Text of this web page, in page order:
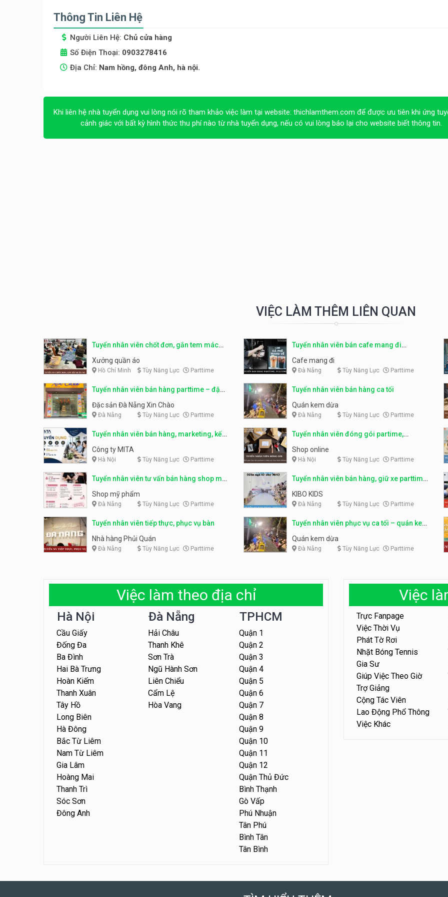
Thông Tin Liên Hệ
Người Liên Hệ: Chủ cửa hàng
Số Điện Thoại: 0903278416
Địa Chỉ: Nam hồng, đông Anh, hà nội.
Khi liên hệ nhà tuyển dụng vui lòng nói rõ tham khảo việc làm tại website: thichlamthem.com để được ưu tiên khi ứng
cảnh giác với bất kỳ hình thức thu phí nào từ nhà tuyển dụng, nếu có vui lòng báo lại cho website biết thông tin.
VIỆC LÀM THÊM LIÊN QUAN
Tuyển nhân viên chốt đơn, gắn tem mác
sản phẩm
Xưởng quần áo
Hồ Chí Minh Tùy Năng Lực Parttime
Tuyển nhân viên bán cafe mang đi
parttime, fulltime
Cafe mang đi
Đà Nẵng Tùy Năng Lực Parttime
Tuyển nhân viên bán hàng parttime – đặc
sản Đà Nẵng
Đặc sản Đà Nẵng Xin Chào
Đà Nẵng Tùy Năng Lực Parttime
Tuyển nhân viên bán hàng ca tối
Quán kem dừa
Đà Nẵng Tùy Năng Lực Parttime
Tuyển nhân viên bán hàng, marketing, kế
toán, kho – parttime, fulltime
Công ty MITA
Hà Nội Tùy Năng Lực Parttime
Tuyển nhân viên đóng gói partime,
fulltime
Shop online
Hà Nội Tùy Năng Lực Parttime
Tuyển nhân viên tư vấn bán hàng shop mỹ
phẩm
Shop mỹ phẩm
Đà Nẵng Tùy Năng Lực Parttime
Tuyển nhân viên bán hàng, giữ xe parttime
– Kibo Kid
KIBO KIDS
Đà Nẵng Tùy Năng Lực Parttime
Tuyển nhân viên tiếp thực, phục vụ bàn
Nhà hàng Phủi Quán
Đà Nẵng Tùy Năng Lực Parttime
Tuyển nhân viên phục vụ ca tối – quán kem
dừa
Quán kem dừa
Đà Nẵng Tùy Năng Lực Parttime
Việc làm theo địa chỉ
Hà Nội
Cầu Giấy
Đống Đa
Ba Đình
Hai Bà Trưng
Hoàn Kiếm
Thanh Xuân
Tây Hồ
Long Biên
Hà Đông
Bắc Từ Liêm
Nam Từ Liêm
Gia Lâm
Hoàng Mai
Thanh Trì
Sóc Sơn
Đông Anh
Đà Nẵng
Hải Châu
Thanh Khê
Sơn Trà
Ngũ Hành Sơn
Liên Chiểu
Cẩm Lệ
Hòa Vang
TPHCM
Quận 1
Quận 2
Quận 3
Quận 4
Quận 5
Quận 6
Quận 7
Quận 8
Quận 9
Quận 10
Quận 11
Quận 12
Quận Thủ Đức
Bình Thạnh
Gò Vấp
Phú Nhuận
Tân Phú
Bình Tân
Tân Bình
Việc
Trực Fanpage
Việc Thời Vụ
Phát Tờ Rơi
Nhặt Bóng Tennis
Gia Sư
Giúp Việc Theo Giờ
Trợ Giảng
Cộng Tác Viên
Lao Động Phổ Thông
Việc Khác